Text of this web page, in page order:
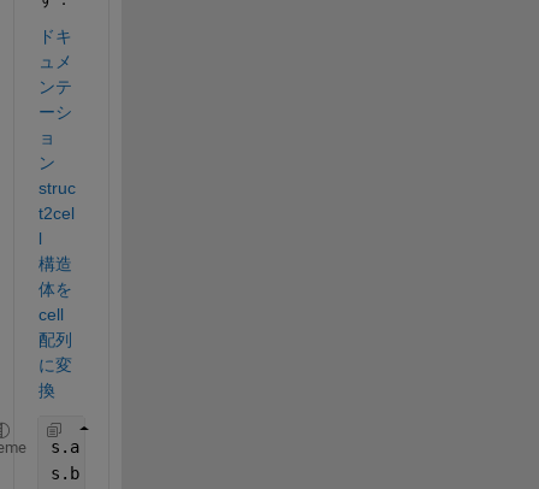
ドキ
ュメ
ンテ
ーシ
ョ
ン
struc
t2cel
l
構造
体を
cell
配列
に変
換
s.a = 1;
s.b = [1,2];